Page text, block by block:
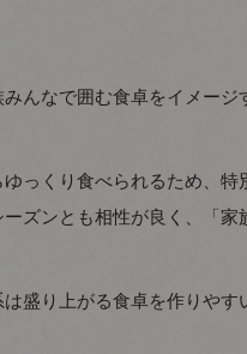
んなで囲む食卓をイメージ
っくり食べられるため、
ーズンとも相性が良く、「
盛り上がる食卓を作りやす